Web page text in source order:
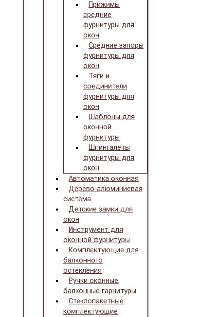
Прижимы
средние
фурнитуры для
окон
Средние запоры
фурнитуры для
окон
Тяги и
соединители
фурнитуры для
окон
Шаблоны для
оконной
фурнитуры
Шпингалеты
фурнитуры для
окон
Автоматика оконная
Дерево-алюминиевая
система
Детские замки для
окон
Инструмент для
оконной фурнитуры
Комплектующие для
балконного
остекления
Ручки оконные,
балконные гарнитуры
Стеклопакетные
комплектующие